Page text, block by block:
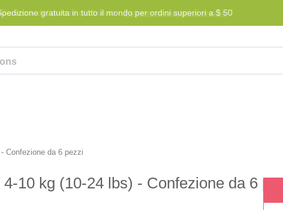
gratuita in tutto il mondo per ordini superiori a $ 50
Confezione da 6 pezzi
10 kg (10-24 lbs) - Confezione da 6